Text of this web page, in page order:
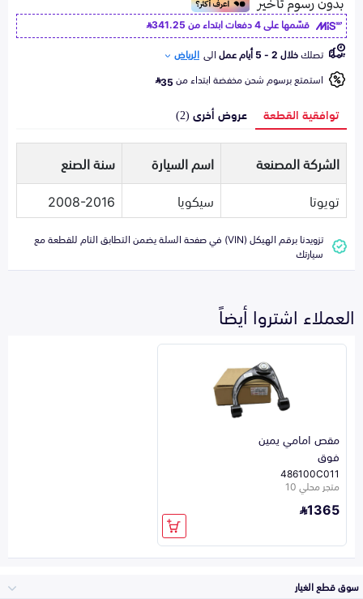
قسّمها على 4 دفعات ابتداء من
341.25
تصلكخلال 2 - 5 أيام عمل الى الرياض
استمتع برسوم شحن مخفضة ابتداء من35
توافقية القطعة عروض أخرى (2)
الشركة المصنعة اسم السيارة
سنة الصنع
تويوتا
سيكويا 2008-2016
تزويدنا برقم الهيكل (VIN) في صفحة السلة يضمن التطابق التام للقطعة مع
سيارتك
العملاء اشتروا أيضاً
مقص امامي يمين
فوق
486100C011
متجر محلي 10
1365
سوق قطع الغيار